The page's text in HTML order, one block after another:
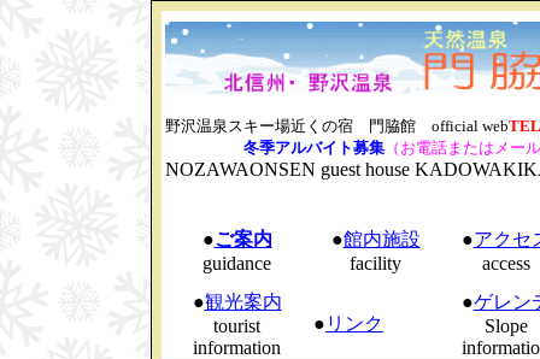
野沢温泉スキー場近くの宿 門脇館 official web
冬季アルバイト募集 （お電話またはメー
NOZAWAONSEN guest house
●ご案内
guidance
●館内施設
facility
●アクセ
access
●観光案内
tourist
information
● リンク
●ゲレン
Slope